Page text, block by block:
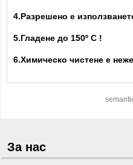
4.Разрешено е
5.Гладене до 150º С !
6.Химическо чистене е
За нас